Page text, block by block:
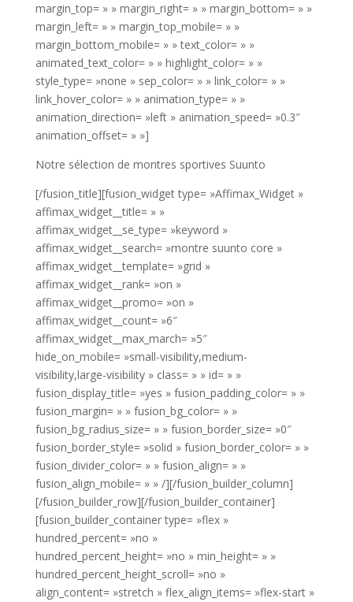
margin_top= » » margin_right= » » margin_bottom= » »
margin_left= » » margin_top_mobile= » »
margin_bottom_mobile= » » text_color= » »
animated_text_color= » » highlight_color= » »
style_type= »none » sep_color= » » link_color= » »
link_hover_color= » » animation_type= » »
animation_direction= »left » animation_speed= »0.3″
animation_offset= » »]
Notre sélection de montres sportives Suunto
[/fusion_title][fusion_widget type= »Affimax_Widget »
affimax_widget__title= » »
affimax_widget__se_type= »keyword »
affimax_widget__search= »montre suunto core »
affimax_widget__template= »grid »
affimax_widget__rank= »on »
affimax_widget__promo= »on »
affimax_widget__count= »6″
affimax_widget__max_march= »5″
hide_on_mobile= »small-visibility,medium-
visibility,large-visibility » class= » » id= » »
fusion_display_title= »yes » fusion_padding_color= » »
fusion_margin= » » fusion_bg_color= » »
fusion_bg_radius_size= » » fusion_border_size= »0″
fusion_border_style= »solid » fusion_border_color= » »
fusion_divider_color= » » fusion_align= » »
fusion_align_mobile= » » /][/fusion_builder_column]
[/fusion_builder_row][/fusion_builder_container]
[fusion_builder_container type= »flex »
hundred_percent= »no »
hundred_percent_height= »no » min_height= » »
hundred_percent_height_scroll= »no »
align_content= »stretch » flex_align_items= »flex-start »